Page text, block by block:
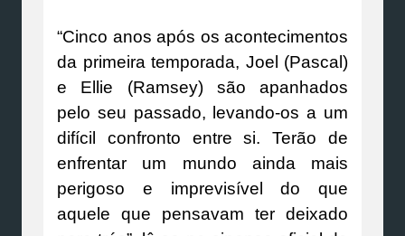
“Cinco anos após os acontecimentos
da primeira temporada, Joel (Pascal)
e Ellie (Ramsey) são apanhados
pelo seu passado, levando-os a um
difícil confronto entre si. Terão de
enfrentar um mundo ainda mais
perigoso e imprevisível do que
aquele que pensavam ter deixado